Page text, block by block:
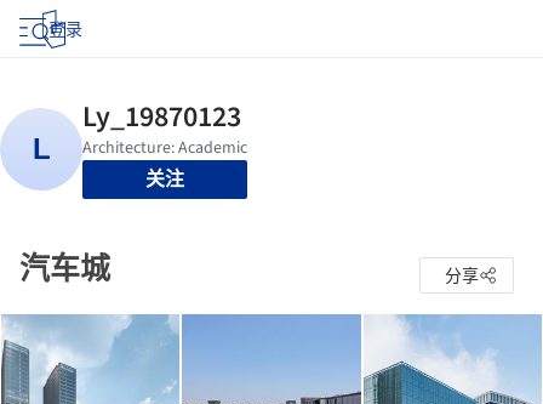
登录
关注
汽车城 分享